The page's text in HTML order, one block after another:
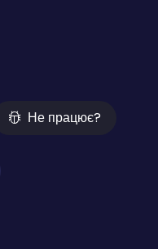
Не працює?